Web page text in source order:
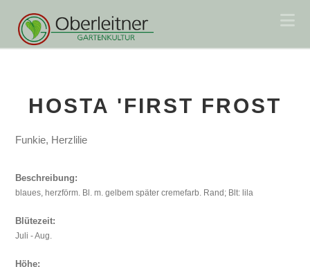
HOSTA 'FIRST FROST
Funkie, Herzlilie
Beschreibung:
blaues, herzförm. Bl. m. gelbem später cremefarb. Rand; Blt: lila
Blütezeit:
Juli - Aug.
Höhe: